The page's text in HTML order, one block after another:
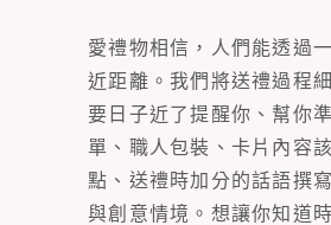
愛禮物相信，人們能透過
近距離。我們將送禮過程
要日子近了提醒你、幫你
單、職人包裝、卡片內容
點、送禮時加分的話語撰
與創意情境。想讓你知道